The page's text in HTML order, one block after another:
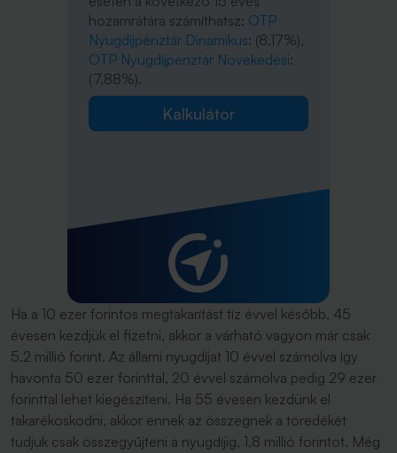
hozamrátára számíthatsz: OTP
Nyugdíjpénztár Dinamikus: (8,17%),
OTP Nyugdíjpénztár Növekedési:
(7,88%).
Kalkulátor
Ha a 10 ezer forintos megtakarítást tíz évvel később, 45
évesen kezdjük el fizetni, akkor a várható vagyon már csak
5,2 millió forint. Az állami nyugdíjat 10 évvel számolva így
havonta 50 ezer forinttal, 20 évvel számolva pedig 29 ezer
forinttal lehet kiegészíteni. Ha 55 évesen kezdünk el
takarékoskodni, akkor ennek az összegnek a töredékét
tudjuk csak összegyűjteni a nyugdíjig, 1,8 millió forintot. Még